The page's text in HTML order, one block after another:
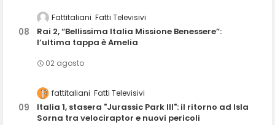
Fattitaliani Fatti Televisivi
Rai 2, “Bellissima Italia Missione Benessere”:
l’ultima tappa è Amelia
02 agosto
fattitaliani Fatti Televisivi
Italia 1, stasera "Jurassic Park III": il ritorno ad Isla
Sorna tra velociraptor e nuovi pericoli